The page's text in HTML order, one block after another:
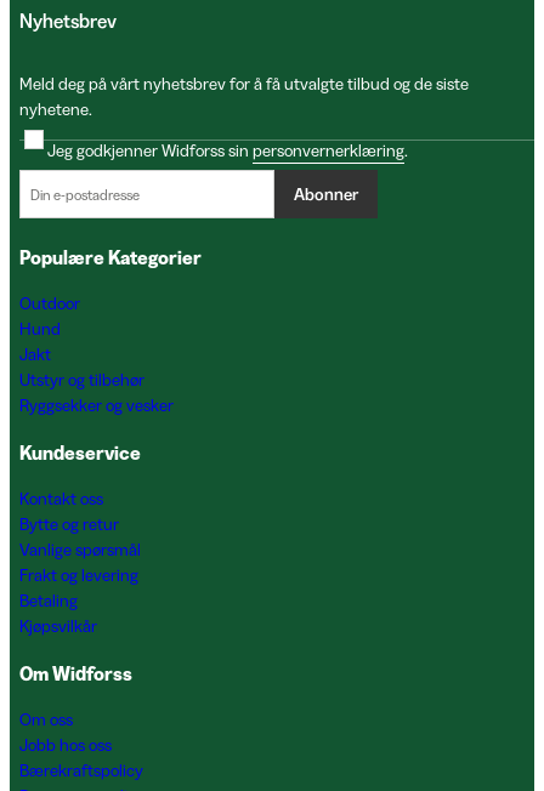
Nyhetsbrev
Meld deg på vårt nyhetsbrev for å få utvalgte tilbud og de siste
nyhetene.
Jeg godkjenner Widforss sin personvernerklæring.
Abonner
Populære Kategorier
Outdoor
Hund
Jakt
Utstyr og tilbehør
Ryggsekker og vesker
Kundeservice
Kontakt oss
Bytte og retur
Vanlige spørsmål
Frakt og levering
Betaling
Kjøpsvilkår
Om Widforss
Om oss
Jobb hos oss
Bærekraftspolicy